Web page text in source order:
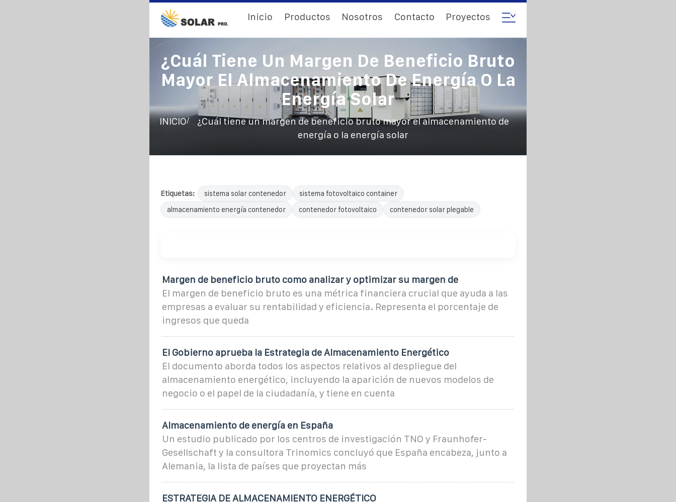
Inicio Productos Nosotros Contacto Proyectos
¿Cuál Tiene Un Margen De Beneficio Bruto
Mayor El Almacenamiento De Energía O La
Energía Solar
INICIO/
¿Cuál tiene un margen de beneficio bruto mayor el almacenamiento de
energía o la energía solar
Etiquetas: sistema solar contenedor
sistema fotovoltaico container
almacenamiento energía contenedor
contenedor fotovoltaico contenedor solar plegable
Margen de beneficio bruto como analizar y optimizar su margen de
El margen de beneficio bruto es una métrica financiera crucial que ayuda a las
empresas a evaluar su rentabilidad y eficiencia. Representa el porcentaje de
ingresos que queda
El Gobierno aprueba la Estrategia de Almacenamiento Energético
El documento aborda todos los aspectos relativos al despliegue del
almacenamiento energético, incluyendo la aparición de nuevos modelos de
negocio o el papel de la ciudadanía, y tiene en cuenta
Almacenamiento de energía en España
Un estudio publicado por los centros de investigación TNO y Fraunhofer-
Gesellschaft y la consultora Trinomics concluyó que España encabeza, junto a
Alemania, la lista de países que proyectan más
ESTRATEGIA DE ALMACENAMIENTO ENERGÉTICO